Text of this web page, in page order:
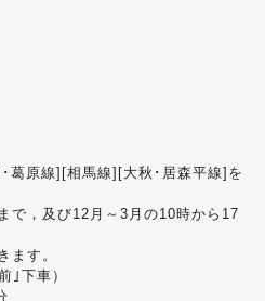
葛原線][相馬線][大秋･居森平線]を
で，及び12月～3月の10時から17
ます。
｣下車）